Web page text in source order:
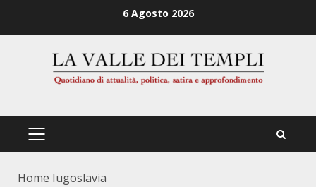
6 Agosto 2026
PRIMÄRES
Home Iugoslavia